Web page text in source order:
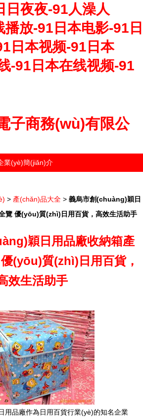
日夜夜-91人澡人
放-91日本电影-91日
日本视频-91日本
-91日本在线视频-91
子商務(wù)有限公
業(yè)簡(jiǎn)介
訪客留言
> 產(chǎn)品大全 > 義烏市創(chuàng)穎日
覽 優(yōu)質(zhì)日用百貨，高效生活助手
穎日用品廠收納箱產
(yōu)質(zhì)日用百貨，
效生活助手
用品廠作為日用百貨行業(yè)的知名企業